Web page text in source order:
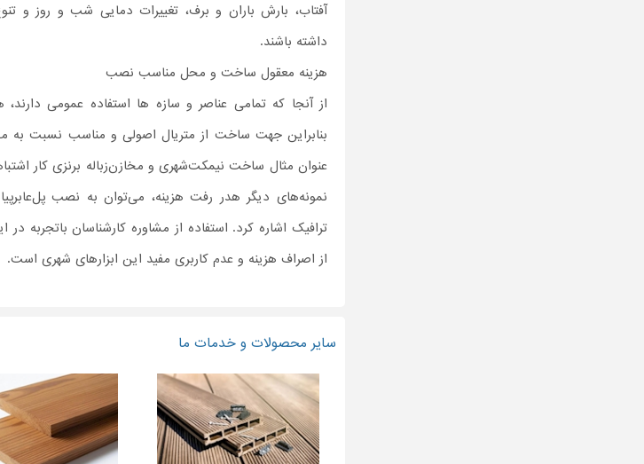
آفتاب، بارش باران و برف، تغییرات دمایی شب‌ و روز و
داشته باشند.
هزینه معقول ساخت و محل مناسب نصب
از آنجا که تمامی عناصر و سازه ها استفاده عمومی
بنابراین جهت ساخت از متریال اصولی و مناسب نسبت به
عنوان مثال ساخت نیمکت‌‌شهری و مخازن‌زباله برنزی کار
نمونه‌های دیگر هدر رفت هزینه، می‌توان به نصب
ترافیک اشاره کرد. استفاده از مشاوره کارشناسان باتجربه
از اصراف هزینه و عدم کاربری مفید این ابزارهای شهری است.
سایر محصولات و خدمات ما